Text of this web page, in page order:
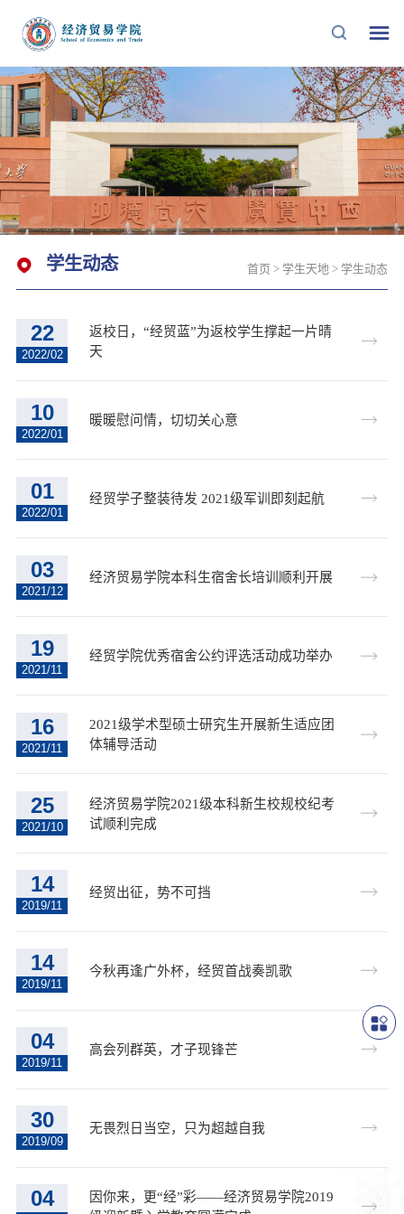
学生动态 首页 >学生天地 >学生动态
22
2022/02
返校日，“经贸蓝”为返校学生撑起一片晴
天
10
2022/01
暖暖慰问情，切切关心意
01
2022/01
经贸学子整装待发 2021级军训即刻起航
03
2021/12
经济贸易学院本科生宿舍长培训顺利开展
19
2021/11
经贸学院优秀宿舍公约评选活动成功举办
16
2021/11
2021级学术型硕士研究生开展新生适应团
体辅导活动
25
2021/10
经济贸易学院2021级本科新生校规校纪考
试顺利完成
14
2019/11
经贸出征，势不可挡
14
2019/11
今秋再逢广外杯，经贸首战奏凯歌
04
2019/11
高会列群英，才子现锋芒
30
2019/09
无畏烈日当空，只为超越自我
04
因你来，更“经”彩——经济贸易学院2019